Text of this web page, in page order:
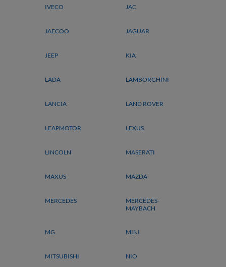
IVECO JAC
JAECOO JAGUAR
JEEP KIA
LADA LAMBORGHINI
LANCIA LAND ROVER
LEAPMOTOR LEXUS
LINCOLN MASERATI
MAXUS MAZDA
MERCEDES
MERCEDES-
MAYBACH
MG MINI
MITSUBISHI NIO